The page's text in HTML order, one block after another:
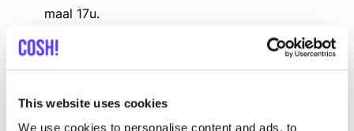
This website uses cookies
We use cookies to personalise content and ads, to
maal 17u.
Alle mate­ri­a­len wor­den voor­zien en zijn inbe­gre­
pen in de prijs.
koek­jes, maar voel je vrij om ook een eigen hap­je
of een drank­je mee te nemen.